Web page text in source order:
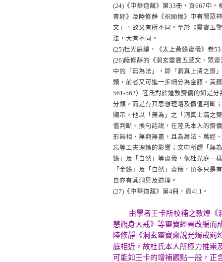
(24) 《中華道藏》第33冊，頁667中
書經》及陸修靜《祝願儀》中有關眾
文」，故又有所不同。至於《靈寶玉
法，大有不同。
(25)杜光庭編，《太上黃籙齋儀》卷
(26)陸修靜的《洞玄靈寶五感文．眾
中的「無為法」，即「洞真上清之齋
類，前者又可進一步細分為金籙、黃
561-562）陸氏對於道教齋儀的如是
分類，而是有其思想理路及價值判斷
顯示，他以「無為」之「洞真上清之
值判斷。換句話說，在陸氏本人的齋
形無相、無窮無盡，且為萬法、萬經
忘等工夫理論的影響；文中所謂「無
籙」及「自然」等齋儀，像杜光庭一
「金籙」及「自然」齋儀，頂多只
自亦有其洞見及道理。
(27) 《中華道藏》第4冊，頁411。
由學者王卡所校補之敦煌《洞
慧觀身大戒》等靈寶經書改編而
陸修靜《洞玄靈寶齋說光燭戒罰
庭相近，故杜氏本人所極力推崇
可能如王卡的增補觀點一般，正